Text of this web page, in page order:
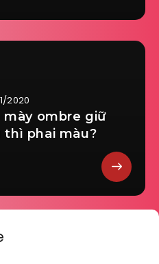
2020
mày ombre giữ
thì phai màu?